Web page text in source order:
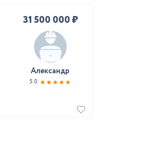
31 500 000 ₽
Александр
5.0